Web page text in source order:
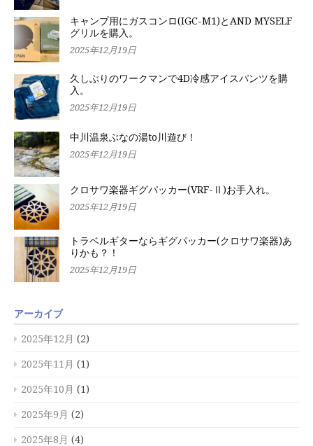
キャンプ用にガスコンロ(IGC-M1)とAND MYSELF
グリルを購入。
2025年12月19日
久しぶりのワークマンで4D冷感アイスパンツを購
入。
2025年12月19日
中川温泉ぶなの湯to川遊び！
2025年12月19日
クロサワ楽器ギグパッカー(VRF-Ⅱ)お手入れ。
2025年12月19日
トラベルギターならギグパッカー(クロサワ楽器)あ
りかも？！
2025年12月19日
アーカイブ
2025年12月 (2)
2025年11月 (1)
2025年10月 (1)
2025年9月 (2)
2025年8月 (4)